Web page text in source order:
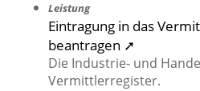
Leistung
Eintragung in das
beantragen ➚
Die Industrie- und
Vermittlerregister.